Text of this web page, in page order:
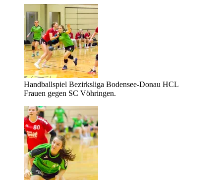
Handballspiel Bezirksliga Bodensee-Donau HCL
Frauen gegen SC Vöhringen.